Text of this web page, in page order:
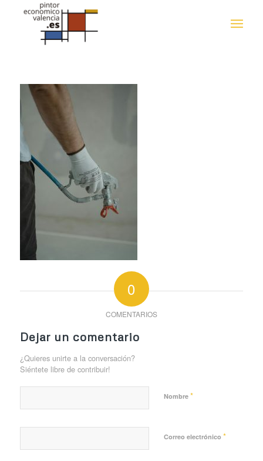
0
COMENTARIOS
Dejar un comentario
¿Quieres unirte a la conversación?
Siéntete libre de contribuir!
Nombre *
Correo electrónico *